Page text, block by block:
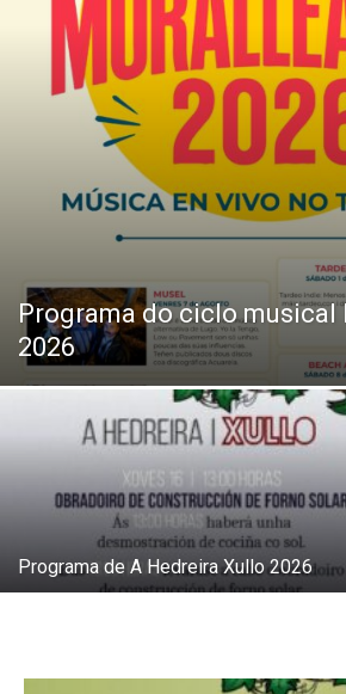
Programa do ciclo musical
2026
Programa de A Hedreira Xullo 2026